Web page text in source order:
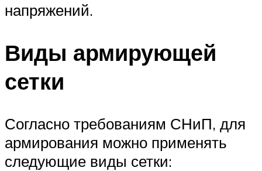
напряжений.
Виды армирующей
сетки
Согласно требованиям СНиП, для
армирования можно применять
следующие виды сетки: